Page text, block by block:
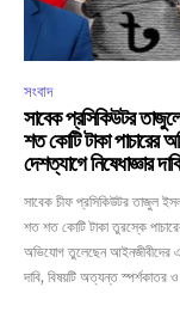
সংবাদ
সাবেক প্রসিকিউটর
শত কোটি টাকা পাচারের
দেশত্যাগে নিষেধাজ্ঞার দাবি
সাবেক চীফ প্রসিকিউটর তাজুল
শত শত কোটি টাকা তুরস্কে
অভিযোগ তুলেছেন আইনজীবীদের
দাবি, বিষয়টি অত্যন্ত স্পর্শকাতর ও